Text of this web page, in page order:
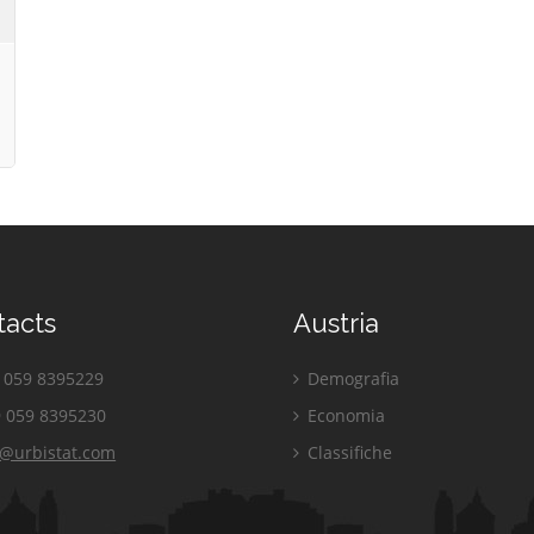
8395229
8395230
Austria
Demografia
Economia
Classifiche